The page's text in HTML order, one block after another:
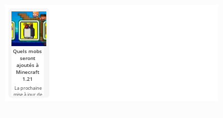
Quels mobs
seront
ajoutés à
Minecraft
1.21
La prochaine
mise à jour de